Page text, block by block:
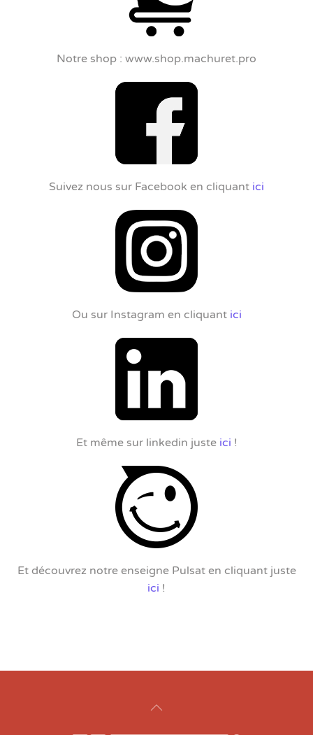
Notre shop : www.shop.machuret.pro
Suivez nous sur Facebook en cliquant ici
Ou sur Instagram en cliquant ici
Et même sur linkedin juste ici !
Et découvrez notre enseigne Pulsat en cliquant juste
ici !